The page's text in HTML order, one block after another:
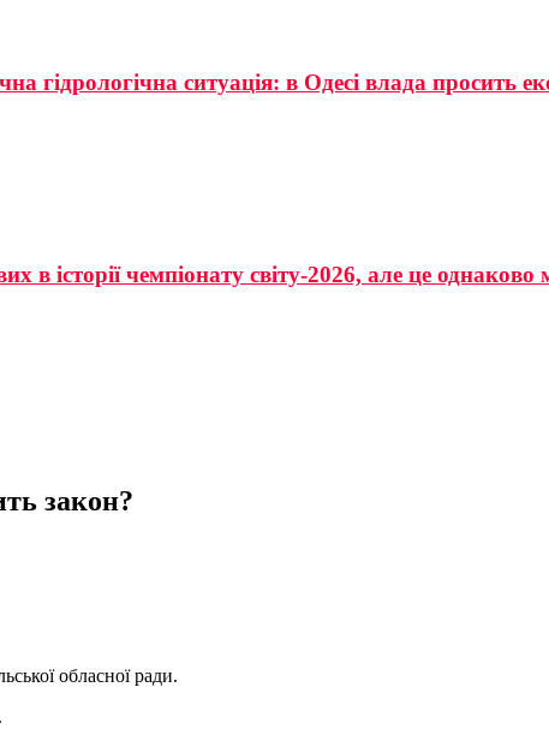
гідрологічна ситуація: в Одесі влада просить
в історії чемпіонату світу-2026, але це
закон?
обласної ради.